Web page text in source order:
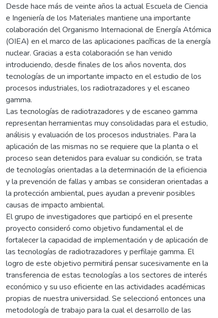
Desde hace más de veinte años la actual Escuela de Ciencia
e Ingeniería de los Materiales mantiene una importante
colaboración del Organismo Internacional de Energía Atómica
(OIEA) en el marco de las aplicaciones pacíficas de la energía
nuclear. Gracias a esta colaboración se han venido
introduciendo, desde finales de los años noventa, dos
tecnologías de un importante impacto en el estudio de los
procesos industriales, los radiotrazadores y el escaneo
gamma.
Las tecnologías de radiotrazadores y de escaneo gamma
representan herramientas muy consolidadas para el estudio,
análisis y evaluación de los procesos industriales. Para la
aplicación de las mismas no se requiere que la planta o el
proceso sean detenidos para evaluar su condición, se trata
de tecnologías orientadas a la determinación de la eficiencia
y la prevención de fallas y ambas se consideran orientadas a
la protección ambiental, pues ayudan a prevenir posibles
causas de impacto ambiental.
El grupo de investigadores que participó en el presente
proyecto consideró como objetivo fundamental el de
fortalecer la capacidad de implementación y de aplicación de
las tecnologías de radiotrazadores y perfilaje gamma. El
logro de este objetivo permitirá pensar sucesivamente en la
transferencia de estas tecnologías a los sectores de interés
económico y su uso eficiente en las actividades académicas
propias de nuestra universidad. Se seleccionó entonces una
metodología de trabajo para la cual el desarrollo de las